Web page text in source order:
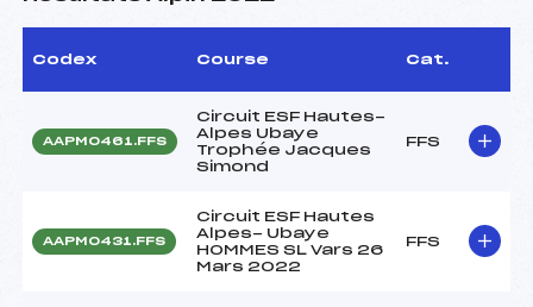
Codex Course Cat.
AAPM0461.FFS
Circuit ESF Hautes-
Alpes Ubaye
Trophée Jacques
Simond
FFS
AAPM0431.FFS
Circuit ESF Hautes
Alpes- Ubaye
HOMMES SL Vars 26
Mars 2022
FFS